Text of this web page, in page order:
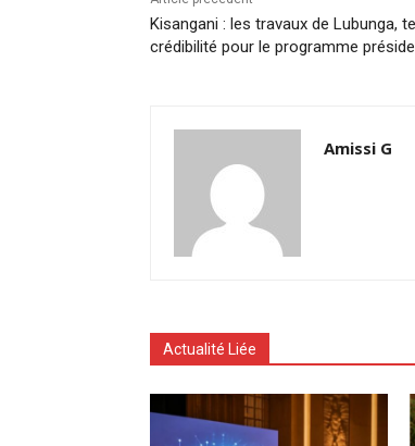
Kisangani : les travaux de Lubunga,
crédibilité pour le programme
Amissi G
Actualité Liée